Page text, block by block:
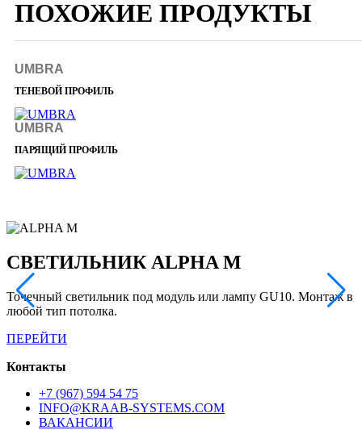
ПОХОЖИЕ ПРОДУКТЫ
UMBRA
ТЕНЕВОЙ ПРОФИЛЬ
UMBRA
ПАРЯЩИЙ ПРОФИЛЬ
СВЕТИЛЬНИК ALPHA M
Точечный светильник под модуль или лампу GU10. Монтаж в
любой тип потолка.
ПЕРЕЙТИ
Контакты
+7 (967) 594 54 75
INFO@KRAAB-SYSTEMS.COM
ВАКАНСИИ